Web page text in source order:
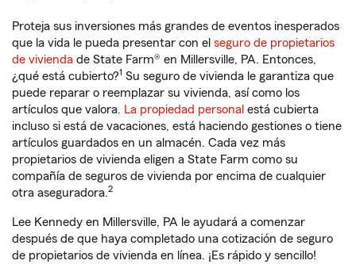
Proteja sus inversiones más grandes de eventos inesperados
que la vida le pueda presentar con el seguro de propietarios
de vivienda de State Farm® en Millersville, PA. Entonces,
¿qué está cubierto?1 Su seguro de vivienda le garantiza que
puede reparar o reemplazar su vivienda, así como los
artículos que valora. La propiedad personal está cubierta
incluso si está de vacaciones, está haciendo gestiones o tiene
artículos guardados en un almacén. Cada vez más
propietarios de vivienda eligen a State Farm como su
compañía de seguros de vivienda por encima de cualquier
otra aseguradora.2
Lee Kennedy en Millersville, PA le ayudará a comenzar
después de que haya completado una cotización de seguro
de propietarios de vivienda en línea. ¡Es rápido y sencillo!